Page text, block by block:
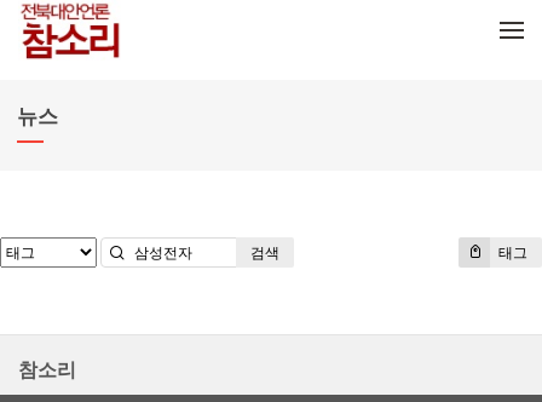
뉴스
태그
검색
참소리